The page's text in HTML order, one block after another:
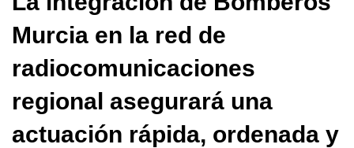
Murcia en la red de
radiocomunicaciones
regional asegurará una
actuación rápida, ordenada y